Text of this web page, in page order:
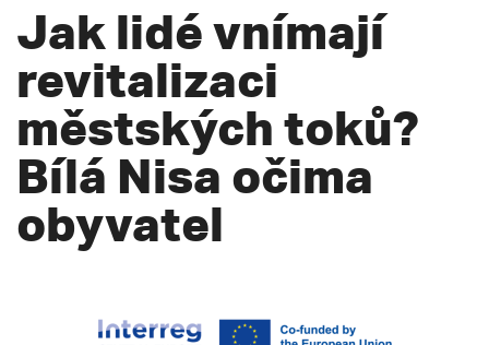
Jak lidé vnímají
revitalizaci
městských toků?
Bílá Nisa očima
obyvatel